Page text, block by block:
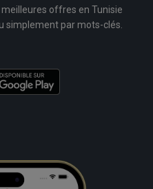
offres en Tunisie
simplement par mots-clés.